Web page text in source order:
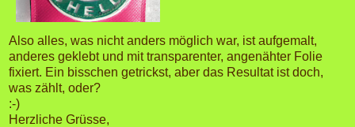
Also alles, was nicht anders möglich war, ist aufgemalt,
anderes geklebt und mit transparenter, angenähter Folie
fixiert. Ein bisschen getrickst, aber das Resultat ist doch,
was zählt, oder?
:-)
Herzliche Grüsse,